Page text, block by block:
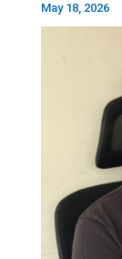
May 18, 2026